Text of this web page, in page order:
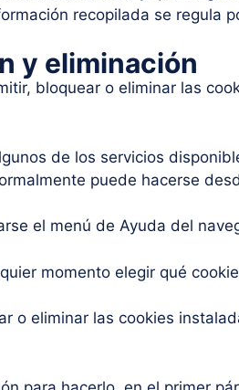
recopilada se regula
y eliminación
bloquear o eliminar las
de los servicios
puede hacerse
el menú de Ayuda del
momento elegir qué
o eliminar las cookies